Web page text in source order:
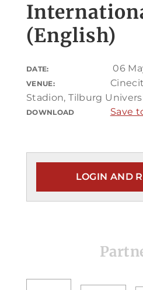
(English)
DATE: 06
VENUE:
Stadion, Tilburg
DOWNLOAD Save
LOGIN AND